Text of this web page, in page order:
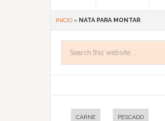
INICIO » NATA PARA MONTAR
CARNE PESCADO